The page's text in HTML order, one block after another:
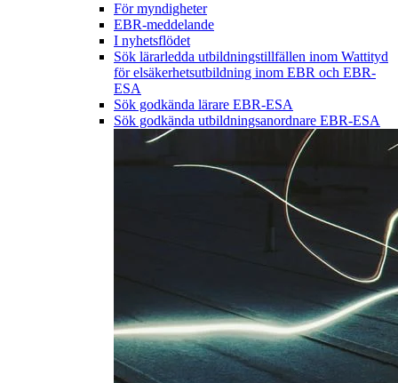
För myndigheter
EBR-meddelande
I nyhetsflödet
Sök lärarledda utbildningstillfällen inom Wattityd
för elsäkerhetsutbildning inom EBR och EBR-
ESA
Sök godkända lärare EBR-ESA
Sök godkända utbildningsanordnare EBR-ESA